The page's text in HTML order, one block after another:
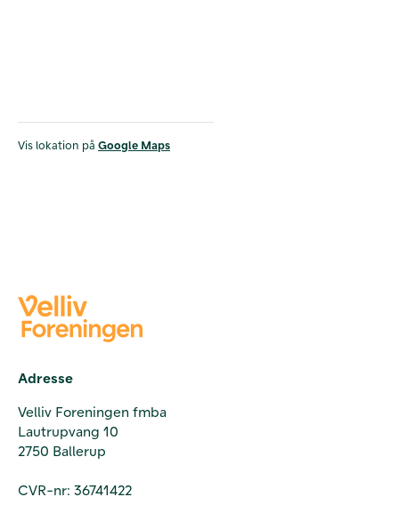
Vis lokation på Google Maps
Adresse
Velliv Foreningen fmba
Lautrupvang 10
2750 Ballerup
CVR-nr: 36741422